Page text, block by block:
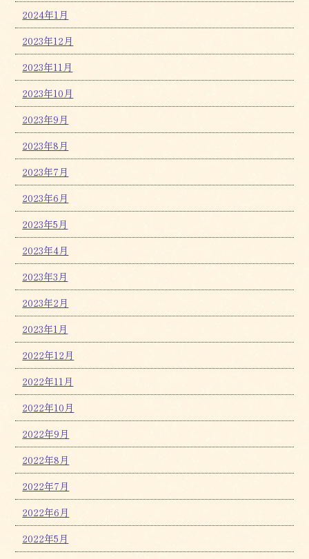
2024年1月
2023年12月
2023年11月
2023年10月
2023年9月
2023年8月
2023年7月
2023年6月
2023年5月
2023年4月
2023年3月
2023年2月
2023年1月
2022年12月
2022年11月
2022年10月
2022年9月
2022年8月
2022年7月
2022年6月
2022年5月